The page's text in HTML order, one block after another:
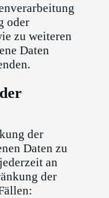
oder
zu weiteren
Daten
der
Daten zu
an
der